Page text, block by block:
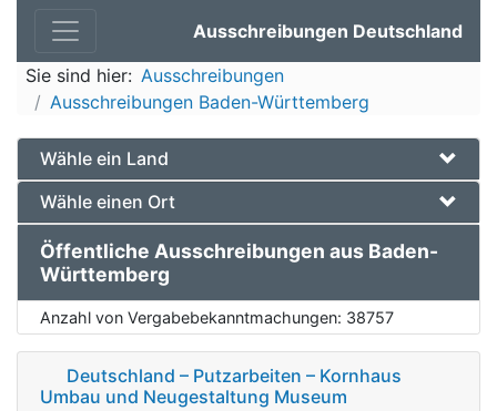
Ausschreibungen Deutschland
Sie sind hier: Ausschreibungen
Ausschreibungen Baden-Württemberg
Wähle ein Land
Wähle einen Ort
Öffentliche Ausschreibungen aus Baden-
Württemberg
Anzahl von Vergabebekanntmachungen: 38757
Deutschland – Putzarbeiten – Kornhaus
Umbau und Neugestaltung Museum